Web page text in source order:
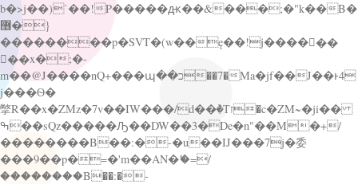
b�>j��)΄��!P�����ԫ��&���;�"k��B�
޶�}
��������p�SVT�(w��ę��!j������
��x�;�-
m��@J����nQ+���պ��כ��7�Ma�jf��J��ͱ4
j���Ѳ�
撆R��x�ZMz�7v��IW���/d��ٞ�Тז�c�ZM~�ji��
ߒ��sQz�����Ԡ��DW��3�De�n"��M�+/
��������B��:�-�u��IJ���7j�委
���9��p�=�'m��AN�ޭ�=/
��������B��:�-